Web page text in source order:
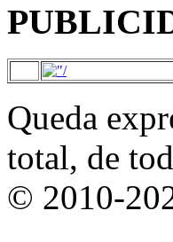
Queda
total, de
© 2010-